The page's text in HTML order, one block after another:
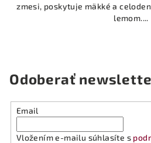
zmesi, poskytuje mäkké a
lemom....
Odoberať
Email
Vložením e-mailu súhlasíte s